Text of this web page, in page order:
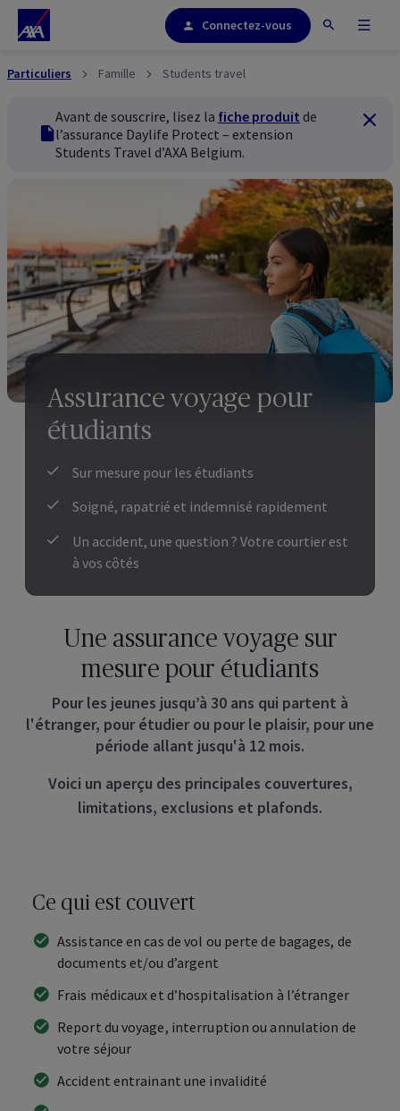
Connectez-vous
Particuliers Famille Students travel
fiche produit
Avant de souscrire, lisez la fiche produit de
l’assurance Daylife Protect – extension
Students Travel d’AXA Belgium.
Assurance voyage pour
étudiants
Sur mesure pour les étudiants
Soigné, rapatrié et indemnisé rapidement
Un accident, une question ? Votre courtier est
à vos côtés
Une assurance voyage sur
mesure pour étudiants
Pour les jeunes jusqu’à 30 ans qui partent à
l'étranger, pour étudier ou pour le plaisir, pour une
période allant jusqu'à 12 mois.
Voici un aperçu des principales couvertures,
limitations, exclusions et plafonds.
Ce qui est couvert
Assistance en cas de vol ou perte de bagages, de
documents et/ou d’argent
Frais médicaux et d’hospitalisation à l’étranger
Report du voyage, interruption ou annulation de
votre séjour
Accident entrainant une invalidité